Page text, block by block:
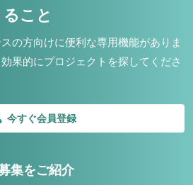
こと
の方向けに便利な専用機能がありま
果的にプロジェクトを探してくださ
今すぐ会員登録
集をご紹介